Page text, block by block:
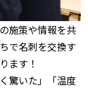
施策や情報を共
で名刺を交換す
ます！
驚いた」「温度